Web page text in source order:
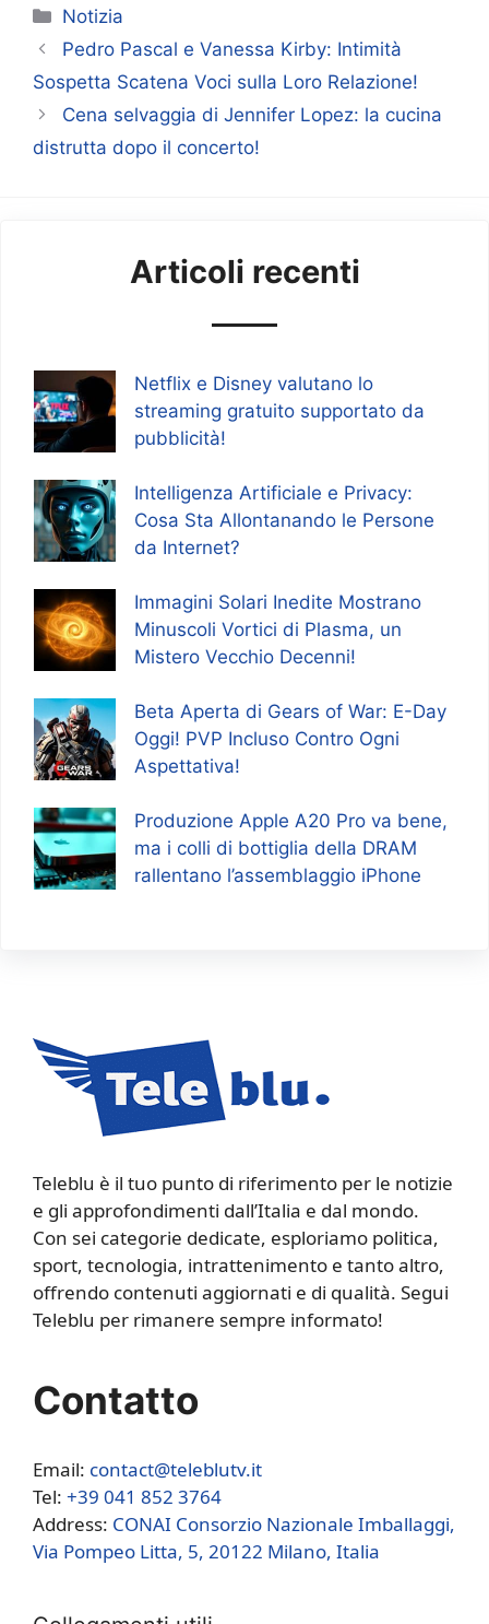
Categorie
Notizia
Pedro Pascal e Vanessa Kirby: Intimità
Sospetta Scatena Voci sulla Loro Relazione!
Cena selvaggia di Jennifer Lopez: la cucina
distrutta dopo il concerto!
Articoli recenti
Netflix e Disney valutano lo
streaming gratuito supportato da
pubblicità!
Intelligenza Artificiale e Privacy:
Cosa Sta Allontanando le Persone
da Internet?
Immagini Solari Inedite Mostrano
Minuscoli Vortici di Plasma, un
Mistero Vecchio Decenni!
Beta Aperta di Gears of War: E-Day
Oggi! PVP Incluso Contro Ogni
Aspettativa!
Produzione Apple A20 Pro va bene,
ma i colli di bottiglia della DRAM
rallentano l’assemblaggio iPhone
Teleblu è il tuo punto di riferimento per le notizie
e gli approfondimenti dall’Italia e dal mondo.
Con sei categorie dedicate, esploriamo politica,
sport, tecnologia, intrattenimento e tanto altro,
offrendo contenuti aggiornati e di qualità. Segui
Teleblu per rimanere sempre informato!
Contatto
Email: contact@teleblutv.it
Tel: +39 041 852 3764
Address: CONAI Consorzio Nazionale Imballaggi,
Via Pompeo Litta, 5, 20122 Milano, Italia